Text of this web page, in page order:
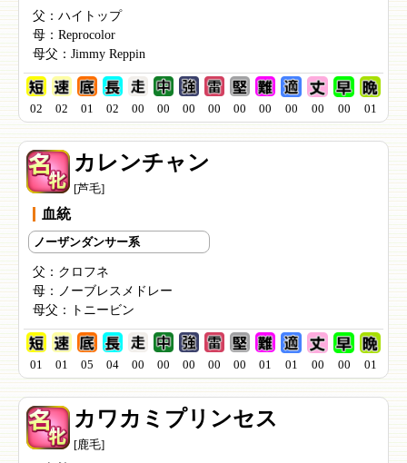
父： ハイトップ
母： Reprocolor
母父： Jimmy Reppin
02 02 01 02 00 00 00 00 00 00 00 00 00 01
カレンチャン
[芦毛]
血統
ノーザンダンサー系
父： クロフネ
母：
ノーブレスメドレー
母父：
トニービン
01 01 05 04 00 00 00 00 00 01 01 00 00 01
カワカミプリンセス
[鹿毛]